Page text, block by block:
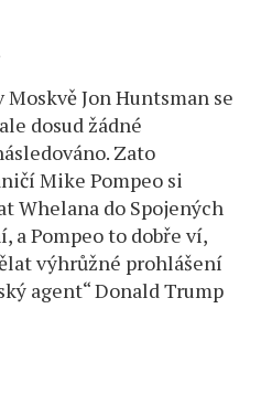
Jon Huntsman se
dosud žádné
Zato
Mike Pompeo si
Whelana do Spojených
a Pompeo to dobře ví,
výhrůžné prohlášení
agent“ Donald Trump